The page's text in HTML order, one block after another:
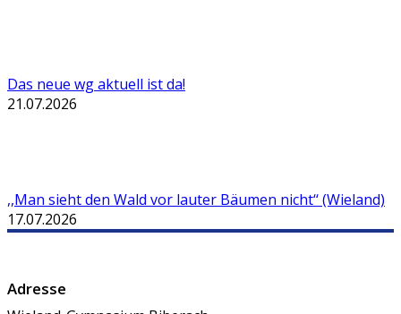
Das neue wg aktuell ist da!
21.07.2026
,,Man sieht den Wald vor lauter Bäumen nicht‘‘ (Wieland)
17.07.2026
Adresse